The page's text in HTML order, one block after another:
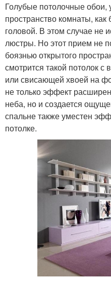
Голубые потолочные
пространство комнаты,
головой. В этом случае не
люстры. Но этот прием не
боязнью открытого
смотрится такой потолок с
или свисающей хвоей на
не только эффект
неба, но и создается
спальне также уместен
потолке.